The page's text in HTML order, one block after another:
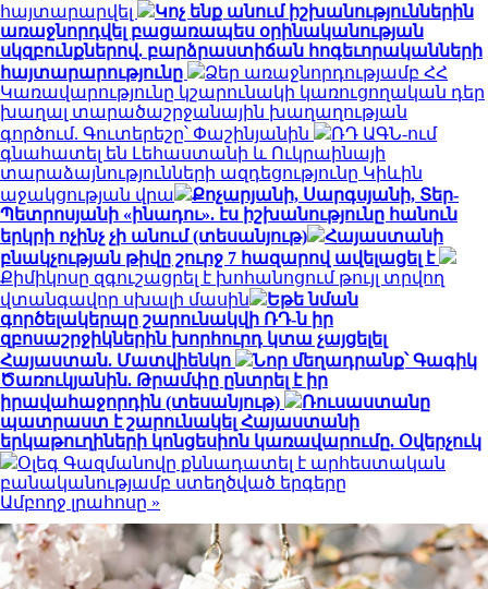
հայտարարվել
Կոչ ենք անում իշխանություններին
առաջնորդվել բացառապես օրինականության
սկզբունքներով. բարձրաստիճան հոգեւորականների
հայտարարությունը
Ձեր առաջնորդությամբ ՀՀ
Կառավարությունը կշարունակի կառուցողական դեր
խաղալ տարածաշրջանային խաղաղության
գործում. Գուտերեշը՝ Փաշինյանին
ՌԴ ԱԳՆ-ում
գնահատել են Լեհաստանի և Ուկրաինայի
տարաձայնությունների ազդեցությունը Կիևին
աջակցության վրա
Քոչարյանի, Սարգսյանի, Տեր-
Պետրոսյանի «ինադու». էս իշխանությունը հանուն
երկրի ոչինչ չի անում (տեսանյութ)
Հայաստանի
բնակչության թիվը շուրջ 7 հազարով ավելացել է
Քիմիկոսը զգուշացրել է խոհանոցում թույլ տրվող
վտանգավոր սխալի մասին
Եթե նման
գործելակերպը շարունակվի ՌԴ-ն իր
զբոսաշրջիկներին խորհուրդ կտա չայցելել
Հայաստան. Մատվիենկո
Նոր մեղադրանք՝ Գագիկ
Ծառուկյանին. Թրամփը ընտրել է իր
իրավահաջորդին (տեսանյութ)
Ռուսաստանը
պատրաստ է շարունակել Հայաստանի
երկաթուղիների կոնցեսիոն կառավարումը. Օվերչուկ
Օլեգ Գազմանովը քննադատել է արհեստական
բանականությամբ ստեղծված երգերը
Ամբողջ լրահոսը »